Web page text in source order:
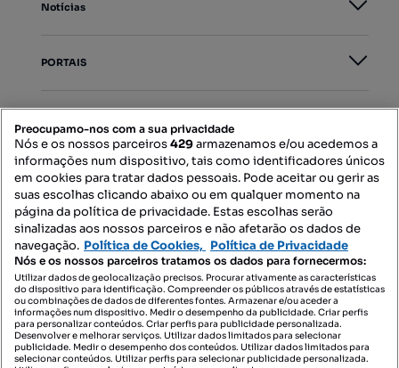
Notícias
PORTAIS
Contacte-nos
SIGA-NOS:
DESCARREGAR NA:
Preocupamo-nos com a sua privacidade
Nós e os nossos parceiros429armazenamos e/ou acedemos a
informações num dispositivo, tais como identificadores únicos
em cookies para tratar dados pessoais. Pode aceitar ou gerir as
suas escolhas clicando abaixo ou em qualquer momento na
página da política de privacidade. Estas escolhas serão
sinalizadas aos nossos parceiros e não afetarão os dados de
navegação. Política de Cookies, Política de Privacidade
Nós e os nossos parceiros tratamos os dados para fornecermos:
Utilizar dados de geolocalização precisos. Procurar ativamente as características
do dispositivo para identificação. Compreender os públicos através de estatísticas
ou combinações de dados de diferentes fontes. Armazenar e/ou aceder a
informações num dispositivo. Medir o desempenho da publicidade. Criar perfis
para personalizar conteúdos. Criar perfis para publicidade personalizada.
Desenvolver e melhorar serviços. Utilizar dados limitados para selecionar
publicidade. Medir o desempenho dos conteúdos. Utilizar dados limitados para
selecionar conteúdos. Utilizar perfis para selecionar publicidade personalizada.